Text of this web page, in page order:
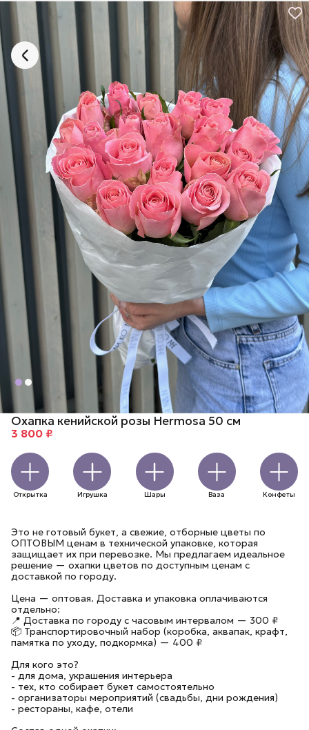
Охапка кенийской розы Hermosa 50 см
3 800 ₽
Открытка Игрушка Шары Ваза Конфеты
Это не готовый букет, а свежие, отборные цветы по
ОПТОВЫМ ценам в технической упаковке, которая
защищает их при перевозке. Мы предлагаем идеальное
решение — охапки цветов по доступным ценам с
доставкой по городу.
Цена — оптовая. Доставка и упаковка оплачиваются
отдельно:
📍 Доставка по городу с часовым интервалом — 300 ₽
📦 Транспортировочный набор (коробка, аквапак, крафт,
памятка по уходу, подкормка) — 400 ₽
Для кого это?
- для дома, украшения интерьера
- тех, кто собирает букет самостоятельно
- организаторы мероприятий (свадьбы, дни рождения)
- рестораны, кафе, отели